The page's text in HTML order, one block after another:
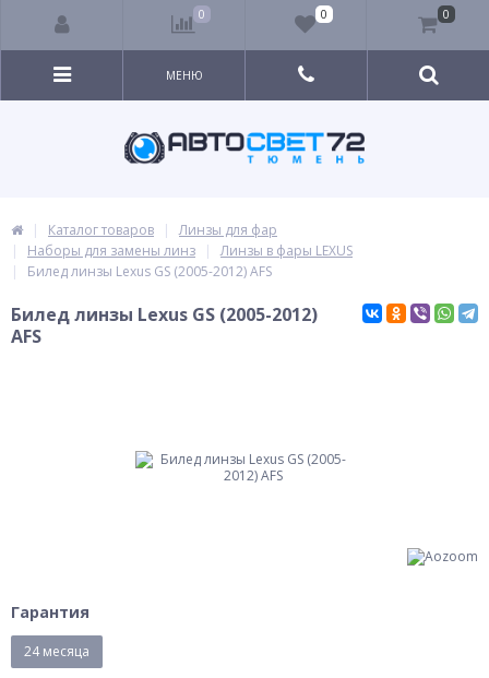
МЕНЮ
Каталог товаров
Линзы для фар
Наборы для замены линз
Линзы в фары LEXUS
Билед линзы Lexus GS (2005-2012) AFS
Билед линзы Lexus GS (2005-2012)
AFS
Гарантия
24 месяца
0 0 0